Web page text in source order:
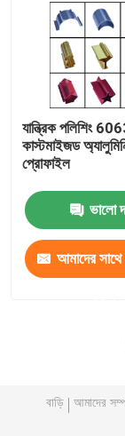
যান্ত্রিক পলিশিং
কাস্টমাইজড
প্রোফাইল
ভালো
আমাদের
বাড়ি আমাদের